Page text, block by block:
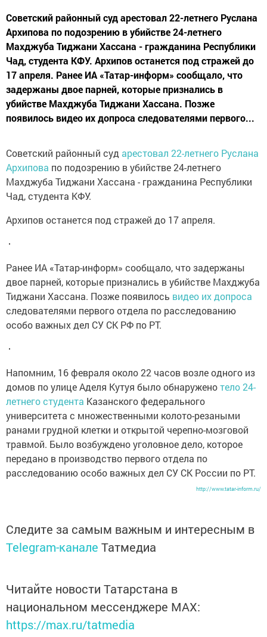
Советский районный суд арестовал 22-летнего Руслана
Архипова по подозрению в убийстве 24-летнего
Махджуба Тиджани Хассана - гражданина Республики
Чад, студента КФУ. Архипов останется под стражей до
17 апреля. Ранее ИА «Татар-информ» сообщало, что
задержаны двое парней, которые признались в
убийстве Махджуба Тиджани Хассана. Позже
появилось видео их допроса следователями первого...
Советский районный суд арестовал 22-летнего Руслана
Архипова по подозрению в убийстве 24-летнего
Махджуба Тиджани Хассана - гражданина Республики
Чад, студента КФУ.
Архипов останется под стражей до 17 апреля.
Ранее ИА «Татар-информ» сообщало, что задержаны
двое парней, которые признались в убийстве Махджуба
Тиджани Хассана. Позже появилось видео их допроса
следователями первого отдела по расследованию
особо важных дел СУ СК РФ по РТ.
Напомним, 16 февраля около 22 часов возле одного из
домов по улице Аделя Кутуя было обнаруженотело 24-
летнего студента Казанского федерального
университета с множественными колото-резаными
ранами грудной клетки и открытой черепно-мозговой
травмой. Было возбуждено уголовное дело, которое
передано в производство первого отдела по
расследованию особо важных дел СУ СК России по РТ.
http://www.tatar-inform.ru/
Следите за самым важным и интересным в
Telegram-канале Татмедиа
Читайте новости Татарстана в
национальном мессенджере MАХ:
https://max.ru/tatmedia